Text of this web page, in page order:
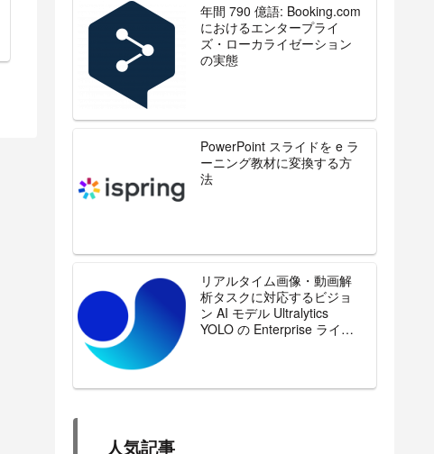
年間 790 億語: Booking.com
におけるエンタープライ
ズ・ローカライゼーション
の実態
PowerPoint スライドを e ラ
ーニング教材に変換する方
法
リアルタイム画像・動画解
析タスクに対応するビジョ
ン AI モデル Ultralytics
YOLO の Enterprise ライセ
人気記事